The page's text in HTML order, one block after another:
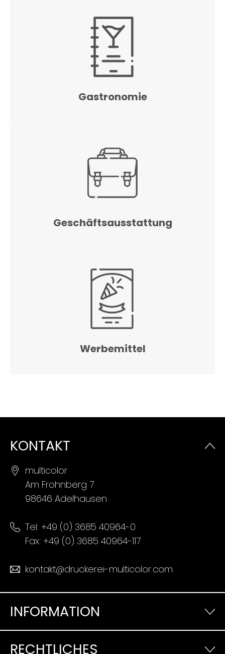
Gastronomie
Geschäftsausstattung
Werbemittel
KONTAKT
multicolor
Am Frohnberg 7
98646 Adelhausen
Tel: +49 (0) 3685 40964-0
Fax: +49 (0) 3685 40964-117
kontakt@druckerei-multicolor.com
INFORMATION
RECHTLICHES